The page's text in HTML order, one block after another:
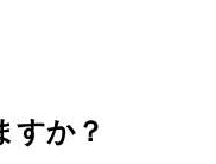
すか？